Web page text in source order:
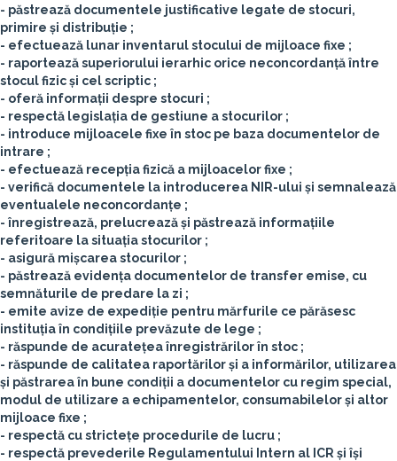
- păstrează documentele justificative legate de stocuri,
primire și distribuție ;
- efectuează lunar inventarul stocului de mijloace fixe ;
- raportează superiorului ierarhic orice neconcordanță între
stocul fizic și cel scriptic ;
- oferă informații despre stocuri ;
- respectă legislația de gestiune a stocurilor ;
- introduce mijloacele fixe în stoc pe baza documentelor de
intrare ;
- efectuează recepția fizică a mijloacelor fixe ;
- verifică documentele la introducerea NIR-ului și semnalează
eventualele neconcordanțe ;
- înregistrează, prelucrează și păstrează informațiile
referitoare la situația stocurilor ;
- asigură mișcarea stocurilor ;
- păstrează evidența documentelor de transfer emise, cu
semnăturile de predare la zi ;
- emite avize de expediție pentru mărfurile ce părăsesc
instituția în condițiile prevăzute de lege ;
- răspunde de acuratețea înregistrărilor în stoc ;
- răspunde de calitatea raportărilor și a informărilor, utilizarea
și păstrarea în bune condiții a documentelor cu regim special,
modul de utilizare a echipamentelor, consumabilelor și altor
mijloace fixe ;
- respectă cu strictețe procedurile de lucru ;
- respectă prevederile Regulamentului Intern al ICR și își